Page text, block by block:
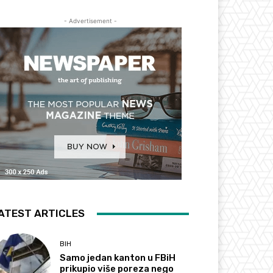
- Advertisement -
ARTICLES
BIH
Samo jedan kanton u FBiH
prikupio više poreza nego